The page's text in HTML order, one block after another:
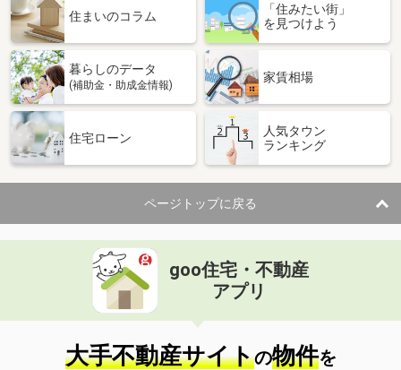
住まいのコラム
「住みたい街」
を見つけよう
暮らしのデータ
(補助金・助成金情報)
家賃相場
住宅ローン
人気タウン
ランキング
ページトップに戻る
goo住宅・不動産
アプリ
大手不動産サイトの物件を